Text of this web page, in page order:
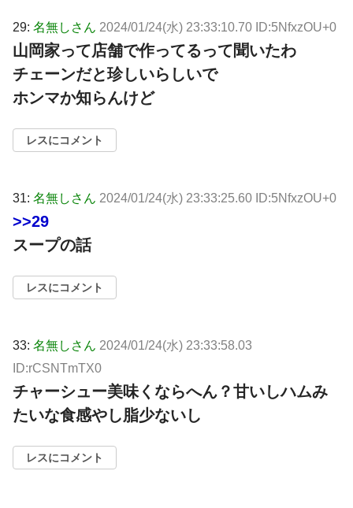
29: 名無しさん 2024/01/24(水) 23:33:10.70 ID:5NfxzOU+0
山岡家って店舗で作ってるって聞いたわ
チェーンだと珍しいらしいで
ホンマか知らんけど
レスにコメント
31: 名無しさん 2024/01/24(水) 23:33:25.60 ID:5NfxzOU+0
>>29
スープの話
レスにコメント
33: 名無しさん 2024/01/24(水) 23:33:58.03
ID:rCSNTmTX0
チャーシュー美味くならへん？甘いしハムみ
たいな食感やし脂少ないし
レスにコメント